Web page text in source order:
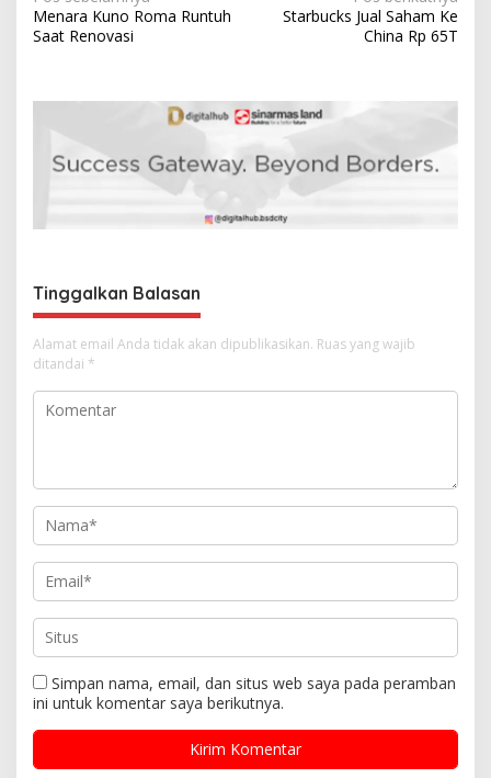
a
i
o
s
Menara Kuno Roma Runtuh
Saat Renovasi
Starbucks Jual Saham Ke
China Rp 65T
Tinggalkan Balasan
Alamat email Anda tidak akan dipublikasikan. Ruas yang wajib
ditandai *
Simpan nama, email, dan situs web saya pada peramban
ini untuk komentar saya berikutnya.